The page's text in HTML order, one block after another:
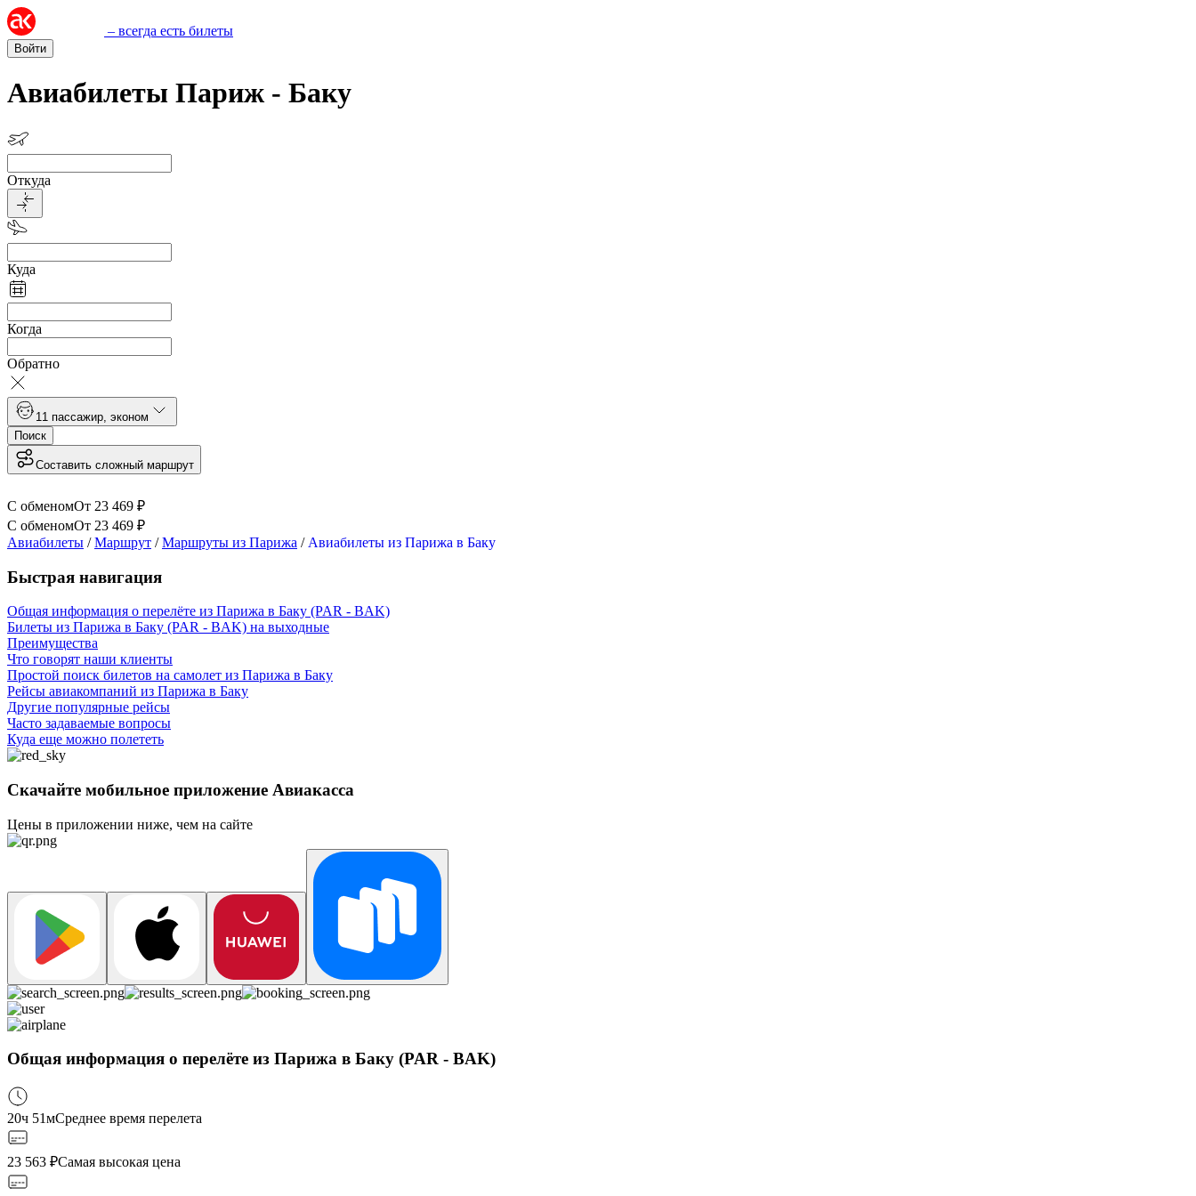
– всегда есть билеты
Войти
Авиабилеты Париж - Баку
Откуда
Куда
Когда
Обратно
1 1 пассажир эконом
Поиск
Составить сложный маршрут
С обменомОт 23 469 ₽
С обменомОт 23 469 ₽
Авиабилеты /Маршрут /Маршруты из Парижа / Авиабилеты из Парижа в Баку
Быстрая навигация
Общая информация о перелёте из Парижа в Баку (PAR - BAK)
Билеты из Парижа в Баку (PAR - BAK) на выходные
Преимущества
Что говорят наши клиенты
Простой поиск билетов на самолет из Парижа в Баку
Рейсы авиакомпаний из Парижа в Баку
Другие популярные рейсы
Часто задаваемые вопросы
Куда еще можно полететь
Скачайте мобильное приложение Авиакасса
Цены в приложении ниже, чем на сайте
Общая информация о перелёте из Парижа в Баку (PAR - BAK)
20ч 51мСреднее время перелета
23 563 ₽Самая высокая цена